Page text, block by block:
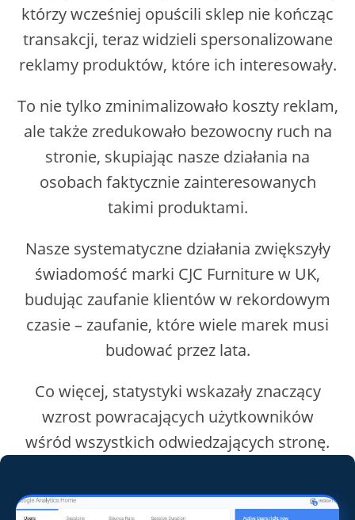
którzy wcześniej opuścili sklep nie kończąc
transakcji, teraz widzieli spersonalizowane
reklamy produktów, które ich interesowały.
To nie tylko zminimalizowało koszty reklam,
ale także zredukowało bezowocny ruch na
stronie, skupiając nasze działania na
osobach faktycznie zainteresowanych
takimi produktami.
Nasze systematyczne działania zwiększyły
świadomość marki CJC Furniture w UK,
budując zaufanie klientów w rekordowym
czasie – zaufanie, które wiele marek musi
budować przez lata.
Co więcej, statystyki wskazały znaczący
wzrost powracających użytkowników
wśród wszystkich odwiedzających stronę.